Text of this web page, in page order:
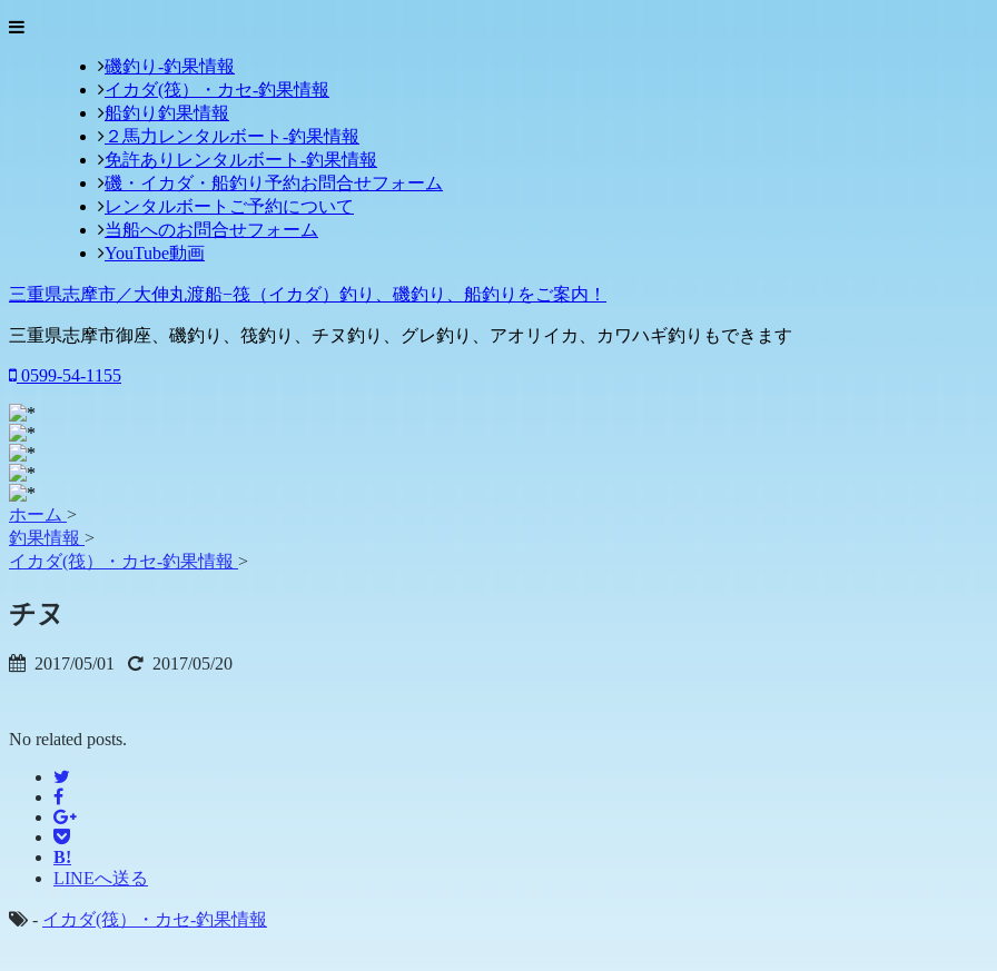
磯釣り-釣果情報
イカダ(筏）・カセ-釣果情報
船釣り釣果情報
２馬力レンタルボート-釣果情報
免許ありレンタルボート-釣果情報
磯・イカダ・船釣り予約お問合せフォーム
レンタルボートご予約について
当船へのお問合せフォーム
YouTube動画
三重県志摩市／大伸丸渡船−筏（イカダ）釣り、磯釣り、船釣りをご案内！
三重県志摩市御座、磯釣り、筏釣り、チヌ釣り、グレ釣り、アオリイカ、カワハギ釣りもできます
0599-54-1155
ホーム >
釣果情報 >
イカダ(筏）・カセ-釣果情報 >
チヌ
2017/05/01 2017/05/20
No related posts.
B!
LINEへ送る
- イカダ(筏）・カセ-釣果情報